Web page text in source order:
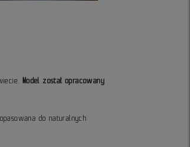
Model został opracowany
do naturalnych